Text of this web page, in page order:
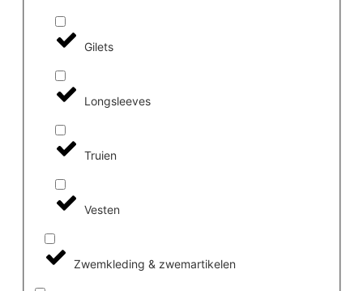
Gilets
Longsleeves
Truien
Vesten
Zwemkleding & zwemartikelen